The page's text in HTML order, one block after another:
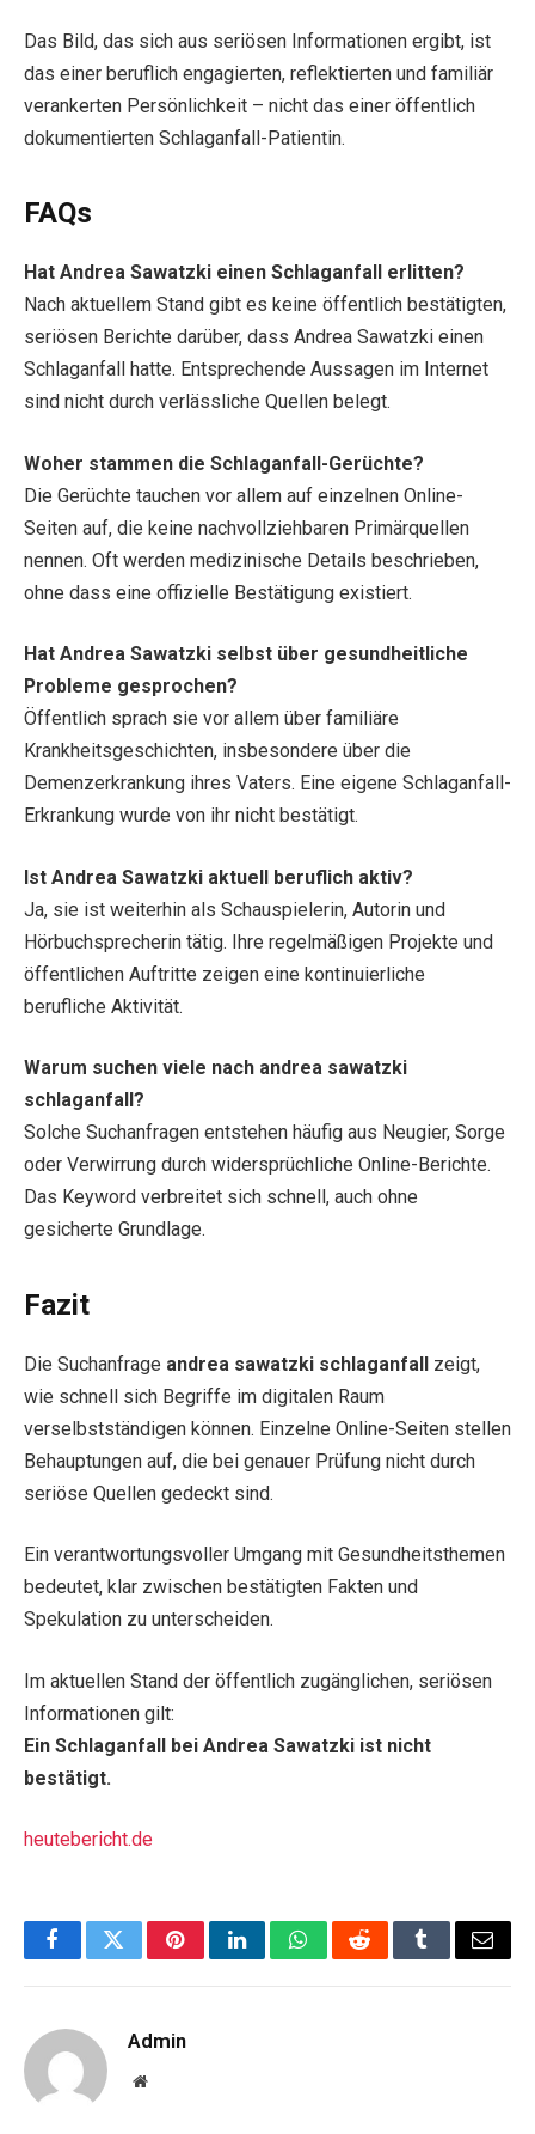
Das Bild, das sich aus seriösen Informationen ergibt, ist
das einer beruflich engagierten, reflektierten und familiär
verankerten Persönlichkeit – nicht das einer öffentlich
dokumentierten Schlaganfall-Patientin.
FAQs
Hat Andrea Sawatzki einen Schlaganfall erlitten?
Nach aktuellem Stand gibt es keine öffentlich bestätigten,
seriösen Berichte darüber, dass Andrea Sawatzki einen
Schlaganfall hatte. Entsprechende Aussagen im Internet
sind nicht durch verlässliche Quellen belegt.
Woher stammen die Schlaganfall-Gerüchte?
Die Gerüchte tauchen vor allem auf einzelnen Online-
Seiten auf, die keine nachvollziehbaren Primärquellen
nennen. Oft werden medizinische Details beschrieben,
ohne dass eine offizielle Bestätigung existiert.
Hat Andrea Sawatzki selbst über gesundheitliche
Probleme gesprochen?
Öffentlich sprach sie vor allem über familiäre
Krankheitsgeschichten, insbesondere über die
Demenzerkrankung ihres Vaters. Eine eigene Schlaganfall-
Erkrankung wurde von ihr nicht bestätigt.
Ist Andrea Sawatzki aktuell beruflich aktiv?
Ja, sie ist weiterhin als Schauspielerin, Autorin und
Hörbuchsprecherin tätig. Ihre regelmäßigen Projekte und
öffentlichen Auftritte zeigen eine kontinuierliche
berufliche Aktivität.
Warum suchen viele nach andrea sawatzki
schlaganfall?
Solche Suchanfragen entstehen häufig aus Neugier, Sorge
oder Verwirrung durch widersprüchliche Online-Berichte.
Das Keyword verbreitet sich schnell, auch ohne
gesicherte Grundlage.
Fazit
Die Suchanfrage andrea sawatzki schlaganfall zeigt,
wie schnell sich Begriffe im digitalen Raum
verselbstständigen können. Einzelne Online-Seiten stellen
Behauptungen auf, die bei genauer Prüfung nicht durch
seriöse Quellen gedeckt sind.
Ein verantwortungsvoller Umgang mit Gesundheitsthemen
bedeutet, klar zwischen bestätigten Fakten und
Spekulation zu unterscheiden.
Im aktuellen Stand der öffentlich zugänglichen, seriösen
Informationen gilt:
Ein Schlaganfall bei Andrea Sawatzki ist nicht
bestätigt.
heutebericht.de
FacebookTwitterPinterestLinkedInWhatsAppRedditTumblrEmail
Admin
Website